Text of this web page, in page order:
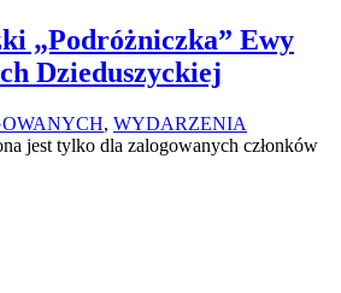
„Podróżniczka” Ewy
Dzieduszyckiej
, WYDARZENIA
jest tylko dla zalogowanych członków